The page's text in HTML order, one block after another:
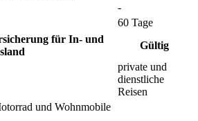
-
60 Tage
für In- und
Gültig
private und
dienstliche
Reisen
und Wohnmobile